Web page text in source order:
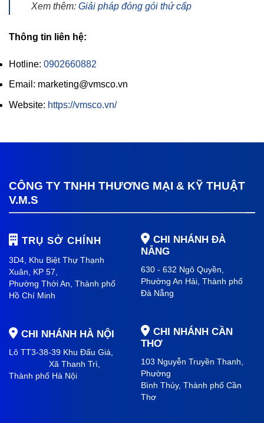
Xem thêm: Giải pháp đóng gói thứ cấp
Thông tin liên hệ:
Hotline: 0902660882
Email: marketing@vmsco.vn
Website: https://vmsco.vn/
CÔNG TY TNHH THƯƠNG MẠI & KỸ THUẬT
V.M.S
TRỤ SỞ CHÍNH
3D4, Khu Biệt Thự Thạnh
Xuân, KP 57,
Phường Thới An, Thành phố
Hồ Chí Minh
CHI NHÁNH HÀ NỘI
Lô TT3-38-39 Khu Đấu Giá,
Xã Thanh Trì,
Thành phố Hà Nội
CHI NHÁNH ĐÀ
NẴNG
630 - 632 Ngô Quyền,
Phường An Hải, Thành phố
Đà Nẵng
CHI NHÁNH CẦN
THƠ
103 Nguyễn Truyền Thanh,
Phường
Bình Thủy, Thành phố Cần
Thơ